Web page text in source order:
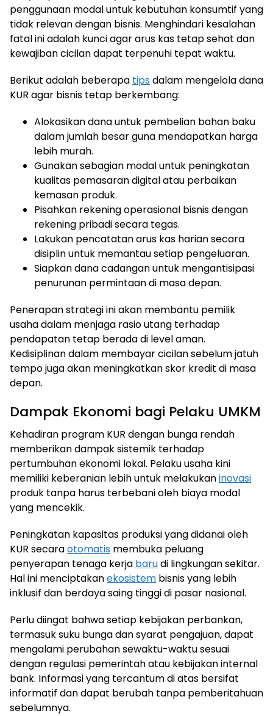
penggunaan modal untuk kebutuhan konsumtif yang
tidak relevan dengan bisnis. Menghindari kesalahan
fatal ini adalah kunci agar arus kas tetap sehat dan
kewajiban cicilan dapat terpenuhi tepat waktu.
Berikut adalah beberapa tips dalam mengelola dana
KUR agar bisnis tetap berkembang:
Alokasikan dana untuk pembelian bahan baku
dalam jumlah besar guna mendapatkan harga
lebih murah.
Gunakan sebagian modal untuk peningkatan
kualitas pemasaran digital atau perbaikan
kemasan produk.
Pisahkan rekening operasional bisnis dengan
rekening pribadi secara tegas.
Lakukan pencatatan arus kas harian secara
disiplin untuk memantau setiap pengeluaran.
Siapkan dana cadangan untuk mengantisipasi
penurunan permintaan di masa depan.
Penerapan strategi ini akan membantu pemilik
usaha dalam menjaga rasio utang terhadap
pendapatan tetap berada di level aman.
Kedisiplinan dalam membayar cicilan sebelum jatuh
tempo juga akan meningkatkan skor kredit di masa
depan.
Dampak Ekonomi bagi Pelaku UMKM
Kehadiran program KUR dengan bunga rendah
memberikan dampak sistemik terhadap
pertumbuhan ekonomi lokal. Pelaku usaha kini
memiliki keberanian lebih untuk melakukaninovasi
produk tanpa harus terbebani oleh biaya modal
yang mencekik.
Peningkatan kapasitas produksi yang didanai oleh
KUR secaraotomatis membuka peluang
penyerapan tenaga kerja barudi lingkungan sekitar.
Hal ini menciptakanekosistem bisnis yang lebih
inklusif dan berdaya saing tinggi di pasar nasional.
Perlu diingat bahwa setiap kebijakan perbankan,
termasuk suku bunga dan syarat pengajuan, dapat
mengalami perubahan sewaktu-waktu sesuai
dengan regulasi pemerintah atau kebijakan internal
bank. Informasi yang tercantum di atas bersifat
informatif dan dapat berubah tanpa pemberitahuan
sebelumnya.